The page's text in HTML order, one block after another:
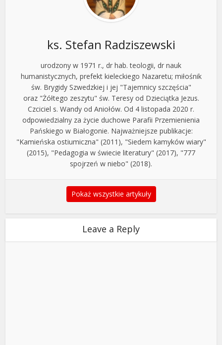
ks. Stefan Radziszewski
urodzony w 1971 r., dr hab. teologii, dr nauk
humanistycznych, prefekt kieleckiego Nazaretu; miłośnik
św. Brygidy Szwedzkiej i jej "Tajemnicy szczęścia"
oraz "Żółtego zeszytu" św. Teresy od Dzieciątka Jezus.
Czciciel s. Wandy od Aniołów. Od 4 listopada 2020 r.
odpowiedzialny za życie duchowe Parafii Przemienienia
Pańskiego w Białogonie. Najważniejsze publikacje:
"Kamieńska ostiumiczna" (2011), "Siedem kamyków wiary"
(2015), "Pedagogia w świecie literatury" (2017), "777
spojrzeń w niebo" (2018).
Pokaż wszystkie artykuły
Leave a Reply